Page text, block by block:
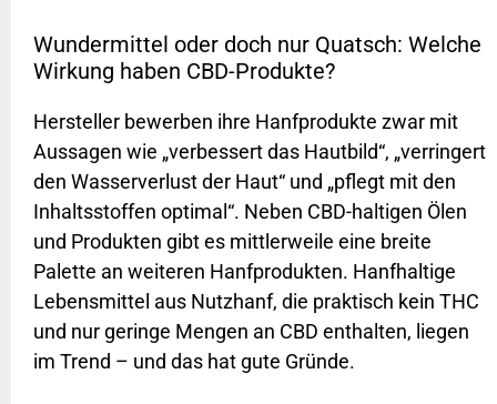
Wundermittel oder doch nur Quatsch: Welche
Wirkung haben CBD-Produkte?
Hersteller bewerben ihre Hanfprodukte zwar mit
Aussagen wie „verbessert das Hautbild“, „verringert
den Wasserverlust der Haut“ und „pflegt mit den
Inhaltsstoffen optimal“. Neben CBD-haltigen Ölen
und Produkten gibt es mittlerweile eine breite
Palette an weiteren Hanfprodukten. Hanfhaltige
Lebensmittel aus Nutzhanf, die praktisch kein THC
und nur geringe Mengen an CBD enthalten, liegen
im Trend – und das hat gute Gründe.